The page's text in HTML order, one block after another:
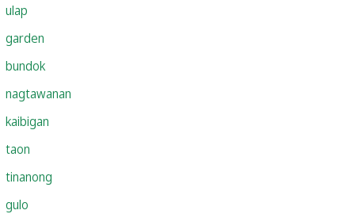
ulap
garden
bundok
nagtawanan
kaibigan
taon
tinanong
gulo